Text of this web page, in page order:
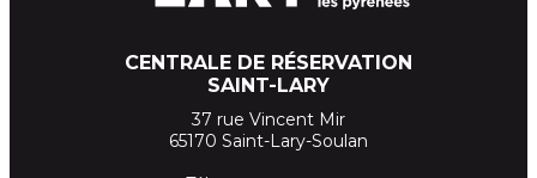
CENTRALE DE RÉSERVATION
SAINT-LARY
37 rue Vincent Mir
65170 Saint-Lary-Soulan